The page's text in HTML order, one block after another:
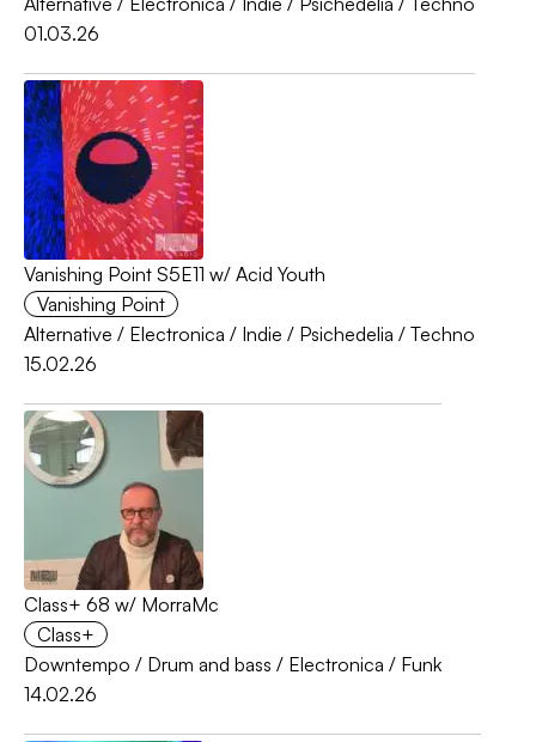
01.03.26
Vanishing Point S5E11 w/ Acid Youth
Vanishing Point
Alternative / Electronica / Indie / Psichedelia / Techno
15.02.26
Class+ 68 w/ MorraMc
Class+
Downtempo / Drum and bass / Electronica / Funk
14.02.26